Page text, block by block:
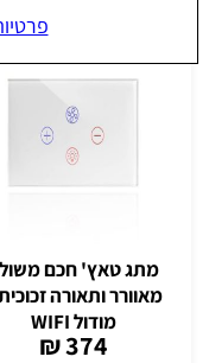
מתג טאץ' חכם
מודול WIFI
374 ₪